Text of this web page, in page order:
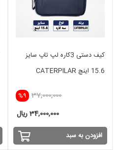
کیف دستی 3کاره لپ تاپ سایز
15.6 اینچ CATERPILAR
%9 37,000,000
34,000,000 ریال
افزودن به سبد